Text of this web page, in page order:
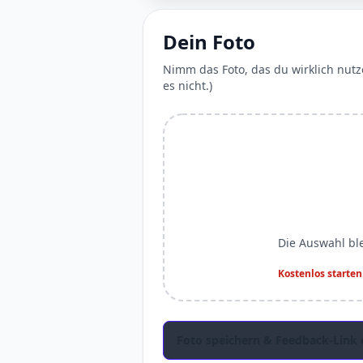
Dein Foto
Nimm das Foto, das du wirklich
es nicht.)
Die Auswahl
Kostenlos